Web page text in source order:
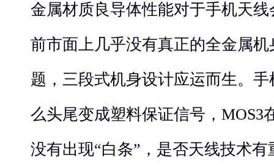
金属材质良导体性能对于手机天
前市面上几乎没有真正的全金属
题，三段式机身设计应运而生。
么头尾变成塑料保证信号，MOS3
没有出现“白条”，是否天线技术